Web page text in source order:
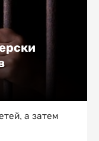
а затем